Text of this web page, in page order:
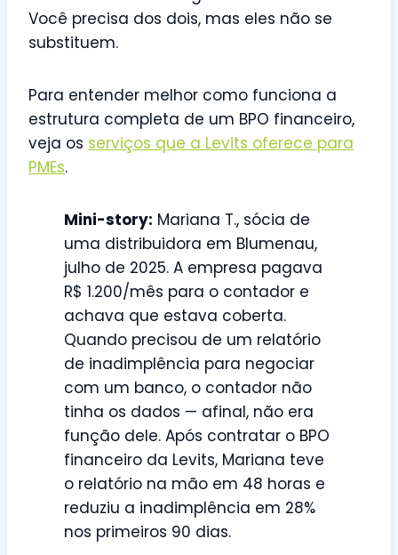
Você precisa dos dois, mas eles não se
substituem.
Para entender melhor como funciona a
estrutura completa de um BPO financeiro,
veja os serviços que a Levits oferece para
PMEs.
Mini-story: Mariana T., sócia de
uma distribuidora em Blumenau,
julho de 2025. A empresa pagava
R$ 1.200/mês para o contador e
achava que estava coberta.
Quando precisou de um relatório
de inadimplência para negociar
com um banco, o contador não
tinha os dados — afinal, não era
função dele. Após contratar o BPO
financeiro da Levits, Mariana teve
o relatório na mão em 48 horas e
reduziu a inadimplência em 28%
nos primeiros 90 dias.